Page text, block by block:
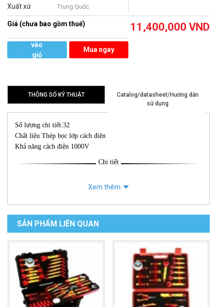
Xuất xứ Trung Quốc
Giá (chưa bao gồm thuế) 11,400,000 VND
vào
giỏ
Mua ngay
THÔNG SỐ KỸ THUẬT
Catalog/datasheet/Hướng dẫn
sử dụng
Số lượng chi tiết:32
Chất liệu Thép bọc lớp cách điện
Khả năng cách điện 1000V
Chi tiết
Xem thêm
SẢN PHẨM LIÊN QUAN